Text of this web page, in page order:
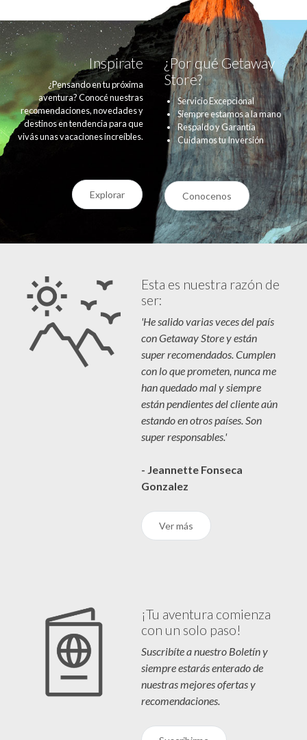
Inspirate
¿Pensando en tu próxima
aventura? Conocé nuestras
recomendaciones, novedades y
destinos en tendencia para que
vivás unas vacaciones increíbles.
¿Por qué Getaway
Store?
Servicio Excepcional
Siempre estamos a la mano
Respaldo y Garantía
Cuidamos tu Inversión
Explorar Conocenos
Esta es nuestra razón de
ser:
'He salido varias veces del país
con Getaway Store y están
super recomendados. Cumplen
con lo que prometen, nunca me
han quedado mal y siempre
están pendientes del cliente aún
estando en otros países. Son
super responsables.'
- Jeannette Fonseca
Gonzalez
Ver más
¡Tu aventura comienza
con un solo paso!
Suscribíte a nuestro Boletín y
siempre estarás enterado de
nuestras mejores ofertas y
recomendaciones.